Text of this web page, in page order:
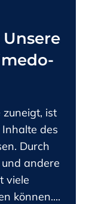
ist
des
Durch
andere
viele
können....